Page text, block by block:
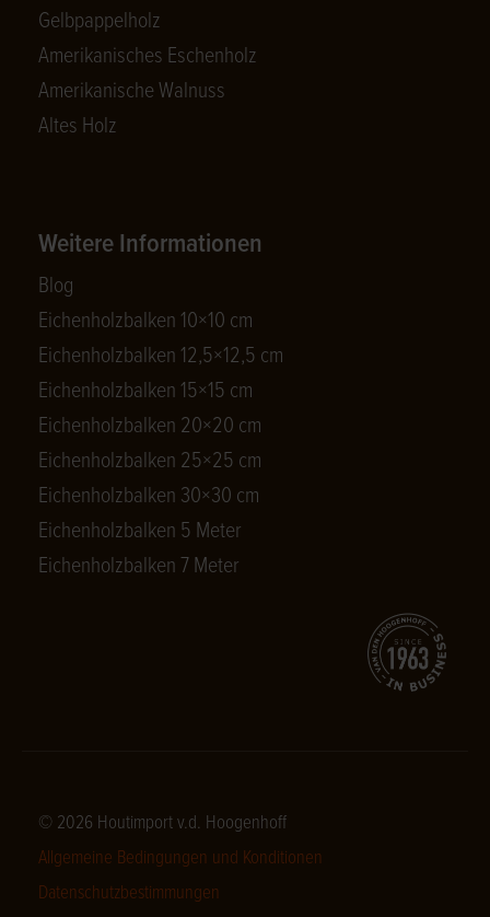
Gelbpappelholz
Amerikanisches Eschenholz
Amerikanische Walnuss
Altes Holz
Weitere Informationen
Blog
Eichenholzbalken 10×10 cm
Eichenholzbalken 12,5×12,5 cm
Eichenholzbalken 15×15 cm
Eichenholzbalken 20×20 cm
Eichenholzbalken 25×25 cm
Eichenholzbalken 30×30 cm
Eichenholzbalken 5 Meter
Eichenholzbalken 7 Meter
© 2026 Houtimport v.d. Hoogenhoff
Allgemeine Bedingungen und Konditionen
Datenschutzbestimmungen